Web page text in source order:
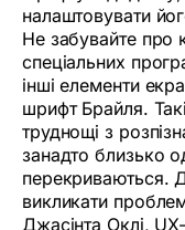
налаштовувати
Не забувайте про
спеціальних
інші елементи
шрифт Брайля.
труднощі з
занадто близько
перекриваються.
викликати
Джасінта Оклі,